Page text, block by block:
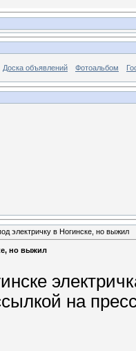
Доска объявлений Фотоальбом
электричку в Ногинске, но выжил
но выжил
на